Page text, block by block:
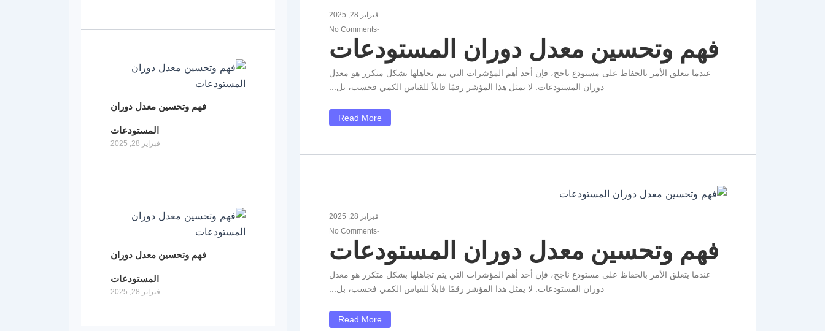
فبراير 28, 2025
-
No Comments
فهم وتحسين معدل دوران المستودعات
عندما يتعلق الأمر بالحفاظ على مستودع ناجح، فإن أحد أهم المؤشرات التي يتم تجاهلها بشكل متكرر هو معدل
دوران المستودعات. لا يمثل هذا المؤشر رقمًا قابلاً للقياس الكمي فحسب، بل...
Read More
فبراير 28, 2025
-
No Comments
فهم وتحسين معدل دوران المستودعات
عندما يتعلق الأمر بالحفاظ على مستودع ناجح، فإن أحد أهم المؤشرات التي يتم تجاهلها بشكل متكرر هو معدل
دوران المستودعات. لا يمثل هذا المؤشر رقمًا قابلاً للقياس الكمي فحسب، بل...
Read More
فهم وتحسين معدل دوران
المستودعات
فبراير 28, 2025
فهم وتحسين معدل دوران
المستودعات
فبراير 28, 2025